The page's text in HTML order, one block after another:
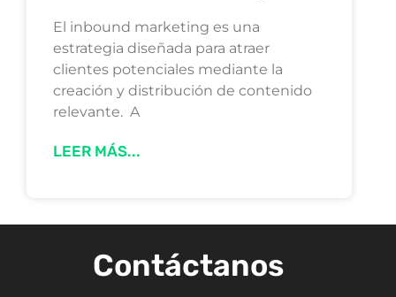
El inbound marketing es una
estrategia diseñada para atraer
clientes potenciales mediante la
creación y distribución de contenido
relevante. A
LEER MÁS...
Contáctanos